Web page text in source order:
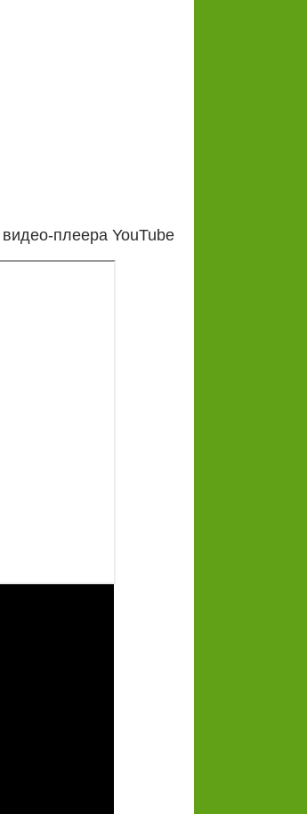
плеера YouTube